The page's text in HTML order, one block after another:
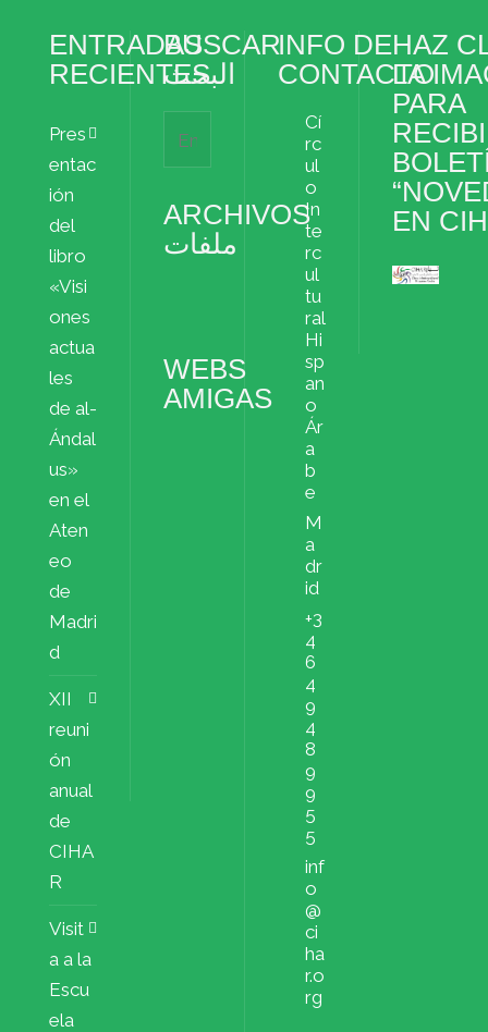
ENTRADAS
RECIENTES
Pres
entac
ión
del
libro
«Visi
ones
actua
les
de al-
Ándal
us»
en el
Aten
eo
de
Madri
d
XII
reuni
ón
anual
de
CIHA
R
Visit
a a la
Escu
ela
BUSCAR
البحث
ARCHIVOS
ملفات
WEBS
AMIGAS
INFO DE
CONTACTO
Cí
rc
ul
o
In
te
rc
ul
tu
ral
Hi
sp
an
o
Ár
a
b
e
M
a
dr
id
+3
4
6
4
9
4
8
9
9
5
5
inf
o
@
ci
ha
r.o
rg
HAZ
LA
PARA
EN